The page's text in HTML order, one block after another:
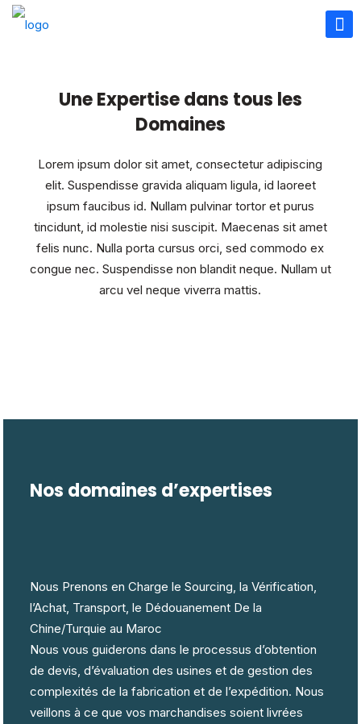
Une Expertise dans tous les
Domaines
Lorem ipsum dolor sit amet, consectetur adipiscing
elit. Suspendisse gravida aliquam ligula, id laoreet
ipsum faucibus id. Nullam pulvinar tortor et purus
tincidunt, id molestie nisi suscipit. Maecenas sit amet
felis nunc. Nulla porta cursus orci, sed commodo ex
congue nec. Suspendisse non blandit neque. Nullam ut
arcu vel neque viverra mattis.
Nos domaines d’expertises
Nous Prenons en Charge le Sourcing, la Vérification,
l’Achat, Transport, le Dédouanement De la
Chine/Turquie au Maroc
Nous vous guiderons dans le processus d’obtention
de devis, d’évaluation des usines et de gestion des
complexités de la fabrication et de l’expédition. Nous
veillons à ce que vos marchandises soient livrées